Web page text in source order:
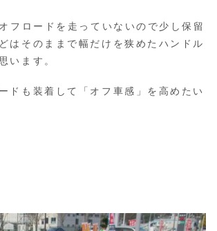
フロードを走っていないので少し保留
はそのままで幅だけを狭めたハンドル
います。
ドも装着して「オフ車感」を高めたい